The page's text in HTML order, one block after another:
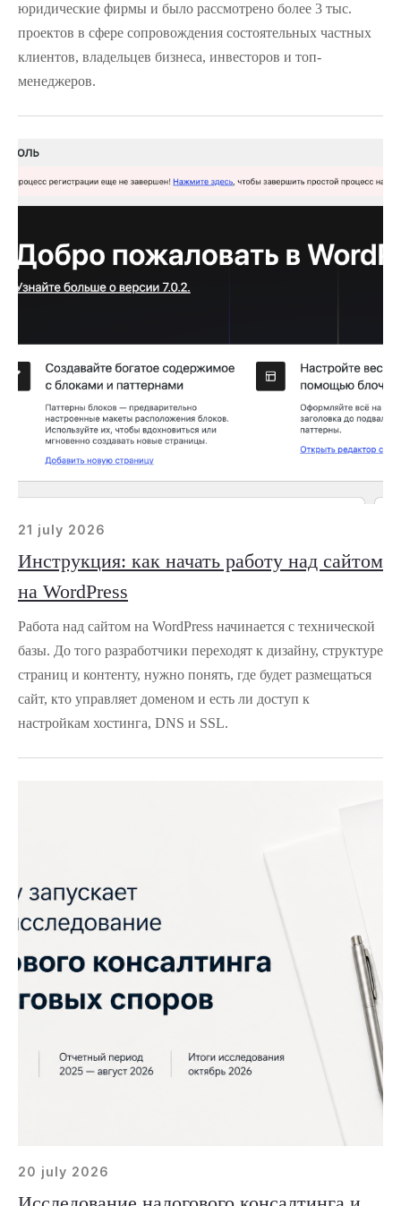
юридические фирмы и было рассмотрено более 3 тыс.
проектов в сфере сопровождения состоятельных частных
клиентов, владельцев бизнеса, инвесторов и топ-
менеджеров.
21 july 2026
Инструкция: как начать работу над сайтом
на WordPress
Работа над сайтом на WordPress начинается с технической
базы. До того разработчики переходят к дизайну, структуре
страниц и контенту, нужно понять, где будет размещаться
сайт, кто управляет доменом и есть ли доступ к
настройкам хостинга, DNS и SSL.
20 july 2026